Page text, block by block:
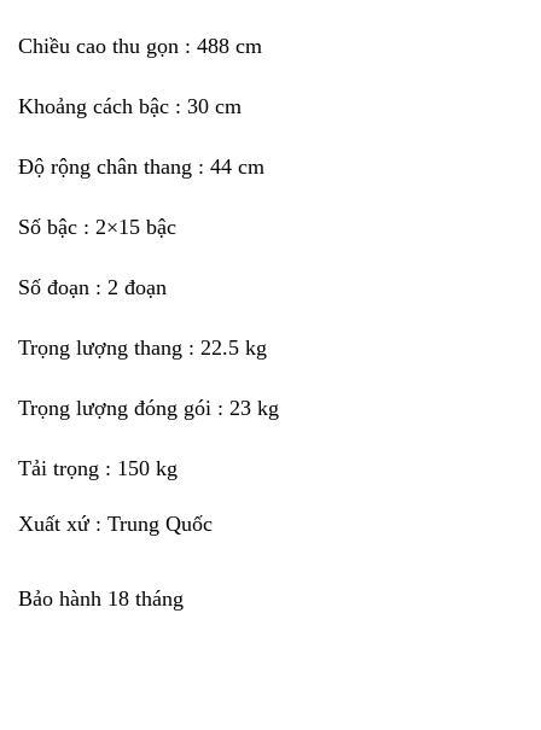
Chiều cao thu gọn : 488 cm
Khoảng cách bậc : 30 cm
Độ rộng chân thang : 44 cm
Số bậc : 2×15 bậc
Số đoạn : 2 đoạn
Trọng lượng thang : 22.5 kg
Trọng lượng đóng gói : 23 kg
Tải trọng : 150 kg
Xuất xứ : Trung Quốc
Bảo hành 18 tháng